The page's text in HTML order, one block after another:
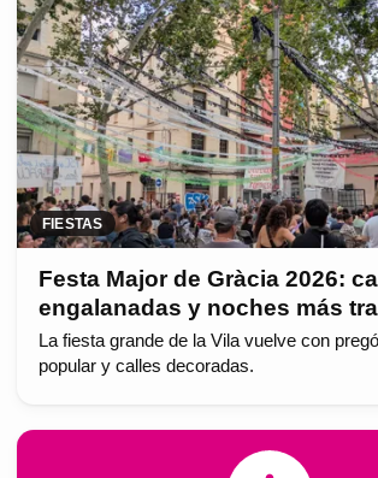
FIESTAS
Festa Major de Gràcia 2026:
engalanadas y noches más
La fiesta grande de la Vila vuelve con
popular y calles decoradas.